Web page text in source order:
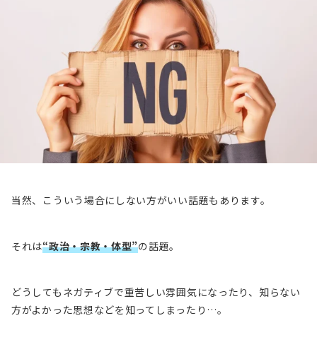
当然、こういう場合にしない方がいい話題もあります。
それは“政治・宗教・体型”の話題。
どうしてもネガティブで重苦しい雰囲気になったり、知らない
方がよかった思想などを知ってしまったり…。